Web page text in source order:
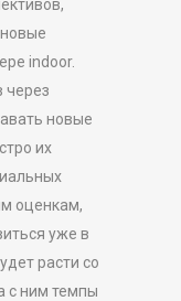
indoor.
через
новые
их
оценкам,
уже в
расти со
с ним темпы